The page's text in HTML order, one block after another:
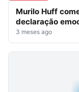
Murilo Huff
declaração
3 meses ago